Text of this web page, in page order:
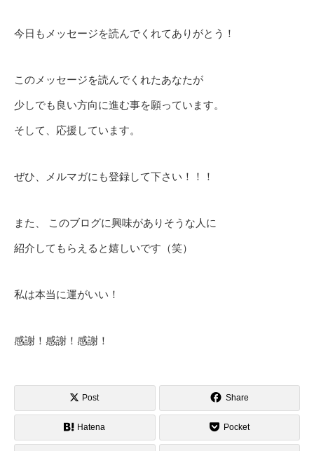
今日もメッセージを読んでくれてありがとう！
このメッセージを読んでくれたあなたが
少しでも良い方向に進む事を願っています。
そして、応援しています。
ぜひ、メルマガにも登録して下さい！！！
また、 このブログに興味がありそうな人に
紹介してもらえると嬉しいです（笑）
私は本当に運がいい！
感謝！感謝！感謝！
Post Share
Hatena Pocket